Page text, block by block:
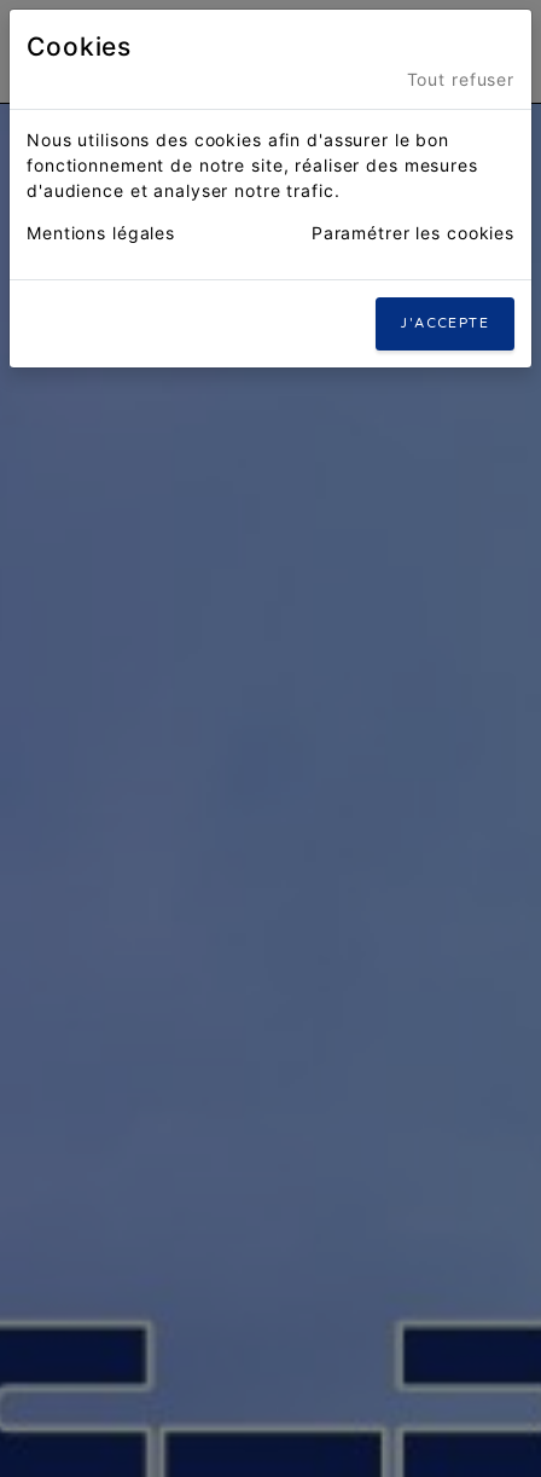
Cookies
Tout refuser
Nous utilisons des cookies afin d'assurer le bon
fonctionnement de notre site, réaliser des mesures
d'audience et analyser notre trafic.
Mentions légales Paramétrer les cookies
J'ACCEPTE